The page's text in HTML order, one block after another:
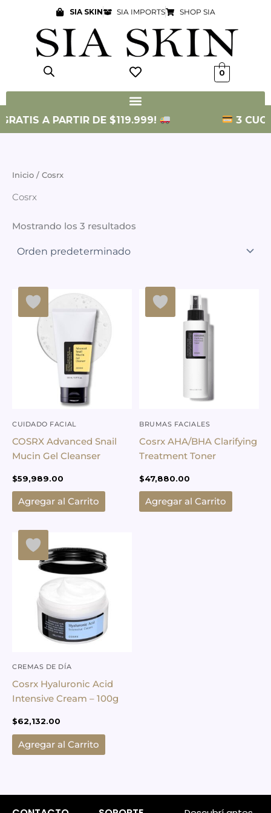
contenido
SIA SKIN SIA IMPORTS SHOP SIA
0
A PARTIR DE $119.999! 3
Inicio / Cosrx
Cosrx
Mostrando los 3 resultados
CUIDADO FACIAL
COSRX Advanced Snail
Mucin Gel Cleanser
$59,989.00
Agregar al Carrito
BRUMAS FACIALES
Cosrx AHA/BHA Clarifying
Treatment Toner
$47,880.00
Agregar al Carrito
CREMAS DE DÍA
Cosrx Hyaluronic Acid
Intensive Cream – 100g
$62,132.00
Agregar al Carrito